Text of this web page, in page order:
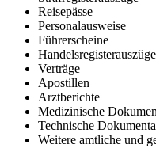
Reisepässe
Personalausweise
Führerscheine
Handelsregisterauszüge
Verträge
Apostillen
Arztberichte
Medizinische
Technische
Weitere amtliche und